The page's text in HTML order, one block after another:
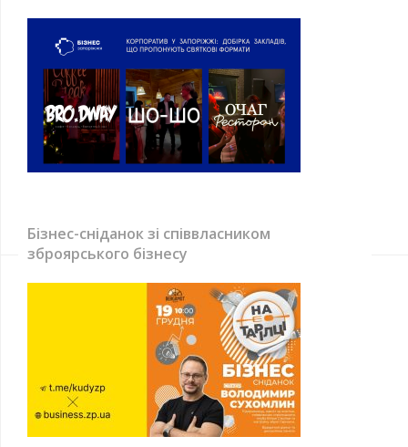
Бізнес-сніданок зі співвласником
зброярського бізнесу